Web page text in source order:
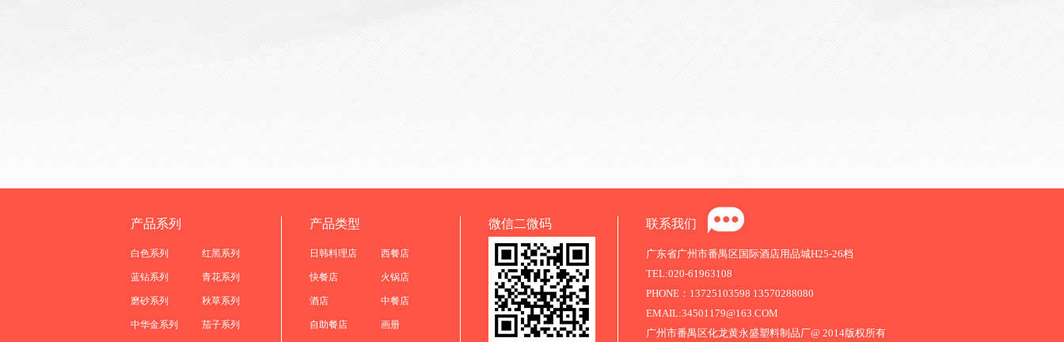
产品系列
白色系列 红黑系列
蓝钻系列 青花系列
磨砂系列 秋草系列
中华金系列 茄子系列
产品类型
日韩料理店 西餐店
快餐店 火锅店
酒店 中餐店
自助餐店 画册
微信二微码 联系我们
广东省广州市番禺区国际酒店用品城H25-26档
TEL:020-61963108
PHONE：13725103598 13570288080
EMAIL:34501179@163.COM
广州市番禺区化龙黄永盛塑料制品厂@ 2014版权所有